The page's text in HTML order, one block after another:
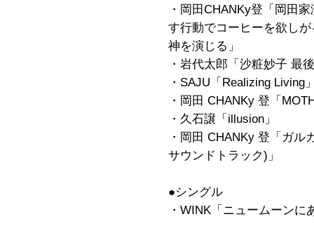
・岡田CHANKy登「岡田
す行動でコーヒーを欲し
神を演じる」
・岩代太郎「沙粧妙子 最
・SAJU「Realizing Living
・岡田 CHANKy 登「
・久石譲「illusion」
・岡田 CHANKy 登「ガル
サウンドトラック)」
●シングル
・WINK「ニュームーン